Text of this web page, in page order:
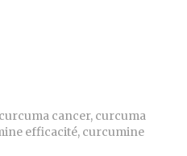
curcuma cancer, curcuma
efficacité, curcumine